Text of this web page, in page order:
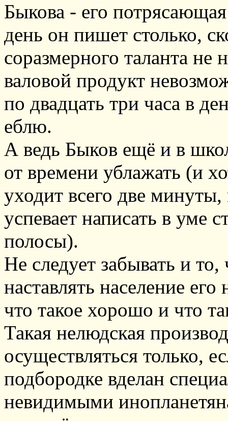
Быкова - его
день он пишет столько,
соразмерного таланта
валовой продукт
по двадцать три часа в
еблю.
А ведь Быков ещё и в
от времени ублажать (и
уходит всего две
успевает написать в уме
полосы).
Не следует забывать и
наставлять население
что такое хорошо и что
Такая нелюдская
осуществляться только,
подбородке вделан
невидимыми